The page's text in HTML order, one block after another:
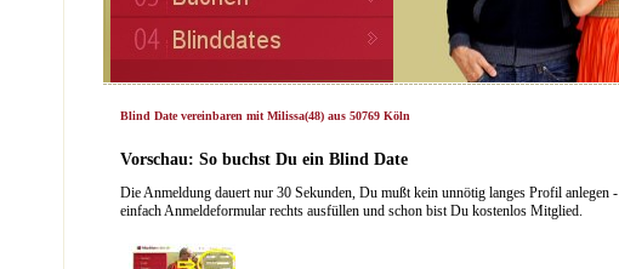
Blind Date vereinbaren mit Milissa(48) aus 50769 Köln
Vorschau: So buchst Du ein Blind Date
Die Anmeldung dauert nur 30 Sekunden, Du mußt kein unnötig langes Profil anlegen -
einfach Anmeldeformular rechts ausfüllen und schon bist Du kostenlos Mitglied.